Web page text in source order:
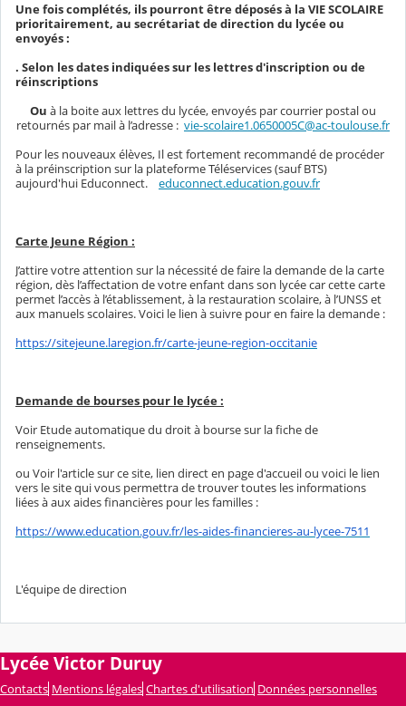
Une fois complétés, ils pourront être déposés à la VIE SCOLAIRE
prioritairement, au secrétariat de direction du lycée ou
envoyés :
. Selon les dates indiquées sur les lettres d'inscription ou de
réinscriptions
Ou à la boite aux lettres du lycée, envoyés par courrier postal ou
retournés par mail à l’adresse : vie-scolaire1.0650005C@ac-toulouse.fr
Pour les nouveaux élèves, Il est fortement recommandé de procéder
à la préinscription sur la plateforme Téléservices (sauf BTS)
aujourd'hui Educonnect. educonnect.education.gouv.fr
Carte Jeune Région :
J’attire votre attention sur la nécessité de faire la demande de la carte
région, dès l’affectation de votre enfant dans son lycée car cette carte
permet l’accès à l’établissement, à la restauration scolaire, à l’UNSS et
aux manuels scolaires. Voici le lien à suivre pour en faire la demande :
https://sitejeune.laregion.fr/carte-jeune-region-occitanie
Demande de bourses pour le lycée :
Voir Etude automatique du droit à bourse sur la fiche de
renseignements.
ou Voir l'article sur ce site, lien direct en page d'accueil ou voici le lien
vers le site qui vous permettra de trouver toutes les informations
liées à aux aides financières pour les familles :
https://www.education.gouv.fr/les-aides-financieres-au-lycee-7511
L'équipe de direction
Lycée Victor Duruy
Contacts Mentions légales Chartes d'utilisation Données personnelles